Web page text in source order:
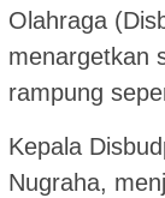
Olahraga
menargetkan
rampung
Kepala
Nugraha,